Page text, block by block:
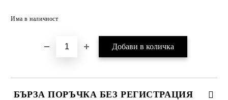
Има в наличност
БЪРЗА ПОРЪЧКА БЕЗ РЕГИСТРАЦИЯ